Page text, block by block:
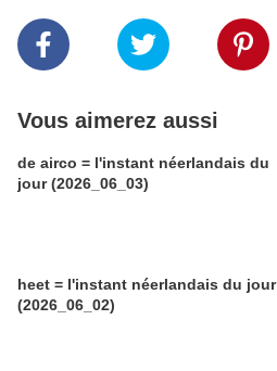
Vous aimerez aussi
de airco = l'instant néerlandais du
jour (2026_06_03)
heet = l'instant néerlandais du jour
(2026_06_02)